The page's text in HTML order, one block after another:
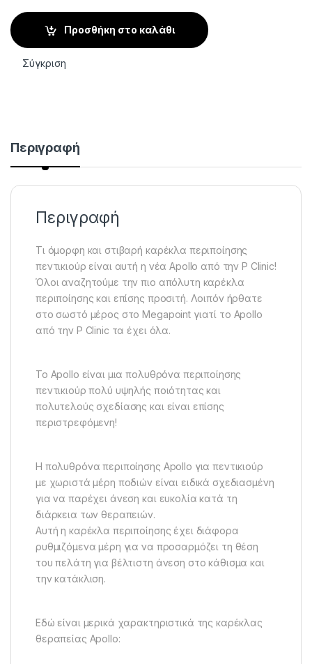
Προσθήκη στο καλάθι
Σύγκριση
Περιγραφή
Περιγραφή
Τι όμορφη και στιβαρή καρέκλα περιποίησης
πεντικιούρ είναι αυτή η νέα Apollo από την P Clinic!
Όλοι αναζητούμε την πιο απόλυτη καρέκλα
περιποίησης και επίσης προσιτή. Λοιπόν ήρθατε
στο σωστό μέρος στο Megapoint γιατί το Apollo
από την P Clinic τα έχει όλα.
Το Apollo είναι μια πολυθρόνα περιποίησης
πεντικιούρ πολύ υψηλής ποιότητας και
πολυτελούς σχεδίασης και είναι επίσης
περιστρεφόμενη!
Η πολυθρόνα περιποίησης Apollo για πεντικιούρ
με χωριστά μέρη ποδιών είναι ειδικά σχεδιασμένη
για να παρέχει άνεση και ευκολία κατά τη
διάρκεια των θεραπειών.
Αυτή η καρέκλα περιποίησης έχει διάφορα
ρυθμιζόμενα μέρη για να προσαρμόζει τη θέση
του πελάτη για βέλτιστη άνεση στο κάθισμα και
την κατάκλιση.
Εδώ είναι μερικά χαρακτηριστικά της καρέκλας
θεραπείας Apollo: